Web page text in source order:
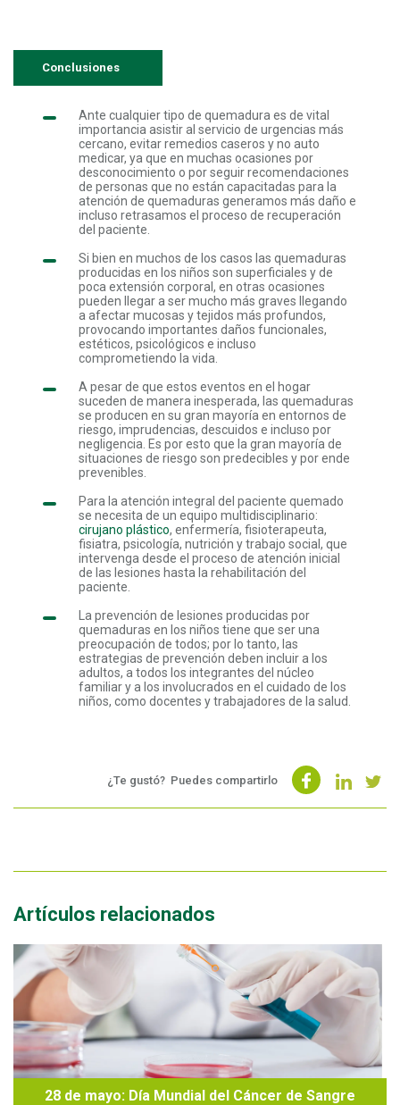
Conclusiones
Ante cualquier tipo de quemadura es de vital
importancia asistir al servicio de urgencias más
cercano, evitar remedios caseros y no auto
medicar, ya que en muchas ocasiones por
desconocimiento o por seguir recomendaciones
de personas que no están capacitadas para la
atención de quemaduras generamos más daño e
incluso retrasamos el proceso de recuperación
del paciente.
Si bien en muchos de los casos las quemaduras
producidas en los niños son superficiales y de
poca extensión corporal, en otras ocasiones
pueden llegar a ser mucho más graves llegando
a afectar mucosas y tejidos más profundos,
provocando importantes daños funcionales,
estéticos, psicológicos e incluso
comprometiendo la vida.
A pesar de que estos eventos en el hogar
suceden de manera inesperada, las quemaduras
se producen en su gran mayoría en entornos de
riesgo, imprudencias, descuidos e incluso por
negligencia. Es por esto que la gran mayoría de
situaciones de riesgo son predecibles y por ende
prevenibles.
Para la atención integral del paciente quemado
se necesita de un equipo multidisciplinario:
cirujano plástico, enfermería, fisioterapeuta,
fisiatra, psicología, nutrición y trabajo social, que
intervenga desde el proceso de atención inicial
de las lesiones hasta la rehabilitación del
paciente
La prevención de lesiones producidas por
quemaduras en los niños tiene que ser una
preocupación de todos; por lo tanto, las
estrategias de prevención deben incluir a los
adultos, a todos los integrantes del núcleo
familiar y a los involucrados en el cuidado de los
niños, como docentes y trabajadores de la salud.
¿Te gustó? Puedes compartirlo
Artículos relacionados
28 de mayo: Día Mundial del Cáncer de Sangre